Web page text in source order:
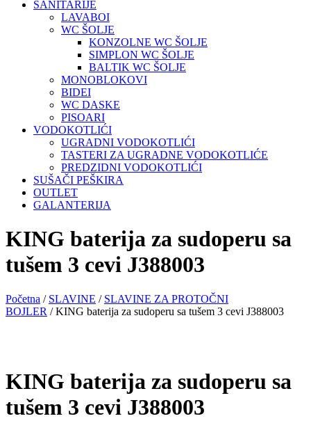
SANITARIJE
LAVABOI
WC ŠOLJE
KONZOLNE WC ŠOLJE
SIMPLON WC ŠOLJE
BALTIK WC ŠOLJE
MONOBLOKOVI
BIDEI
WC DASKE
PISOARI
VODOKOTLIĆI
UGRADNI VODOKOTLIĆI
TASTERI ZA UGRADNE VODOKOTLIĆE
PREDZIDNI VODOKOTLIĆI
SUŠAČI PEŠKIRA
OUTLET
GALANTERIJA
KING baterija za sudoperu sa
tušem 3 cevi J388003
Početna / SLAVINE / SLAVINE ZA PROTOČNI
BOJLER / KING baterija za sudoperu sa tušem 3 cevi J388003
KING baterija za sudoperu sa
tušem 3 cevi J388003